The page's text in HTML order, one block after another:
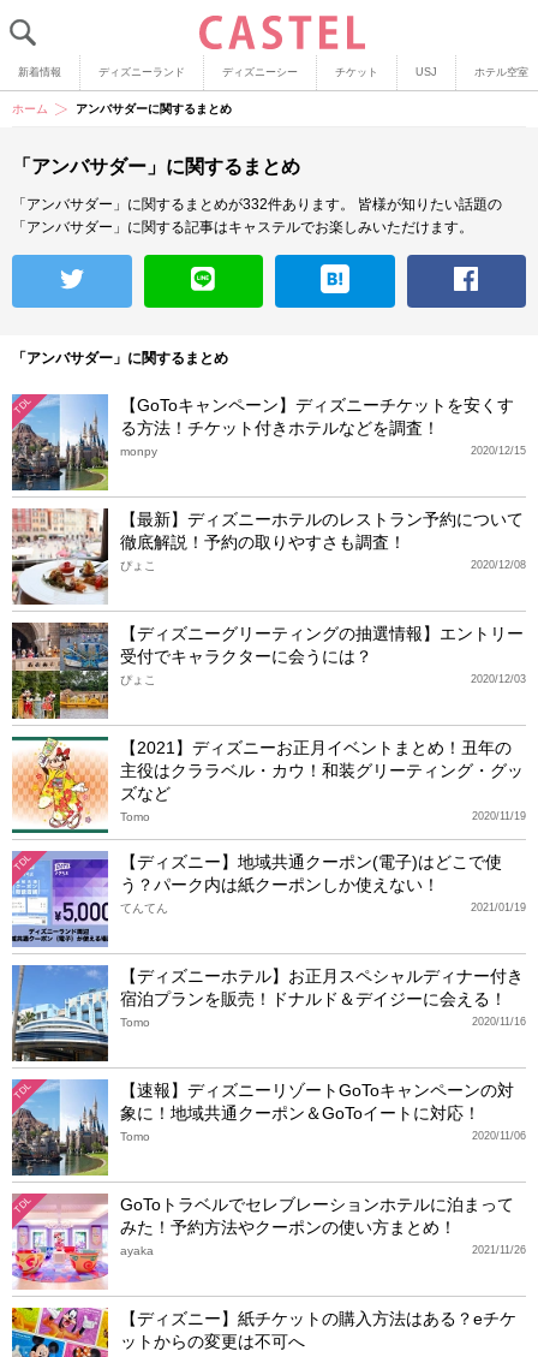
新着情報 ディズニーランド ディズニーシー チケット USJ ホテル空室
ホーム アンバサダーに関するまとめ
「アンバサダー」に関するまとめ
「アンバサダー」に関するまとめが332件あります。
皆様が知りたい話題の
「アンバサダー」に関する記事はキャステルでお楽しみいただけます。
「アンバサダー」に関するまとめ
TDL
【GoToキャンペーン】ディズニーチケットを安くす
る方法！チケット付きホテルなどを調査！
2020/12/15
monpy
【最新】ディズニーホテルのレストラン予約について
徹底解説！予約の取りやすさも調査！
2020/12/08
ぴょこ
【ディズニーグリーティングの抽選情報】エントリー
受付でキャラクターに会うには？
2020/12/03
ぴょこ
【2021】ディズニーお正月イベントまとめ！丑年の
主役はクララベル・カウ！和装グリーティング・グッ
ズなど
2020/11/19
Tomo
TDL
【ディズニー】地域共通クーポン(電子)はどこで使
う？パーク内は紙クーポンしか使えない！
2021/01/19
てんてん
【ディズニーホテル】お正月スペシャルディナー付き
宿泊プランを販売！ドナルド＆デイジーに会える！
2020/11/16
Tomo
TDL
【速報】ディズニーリゾートGoToキャンペーンの対
象に！地域共通クーポン＆GoToイートに対応！
2020/11/06
Tomo
TDL
GoToトラベルでセレブレーションホテルに泊まって
みた！予約方法やクーポンの使い方まとめ！
2021/11/26
ayaka
【ディズニー】紙チケットの購入方法はある？eチケ
ットからの変更は不可へ